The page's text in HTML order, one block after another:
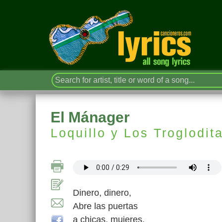
El Mánager
Loquillo y Los
Dinero, dinero,
Abre las puertas
a chicas, mujeres,